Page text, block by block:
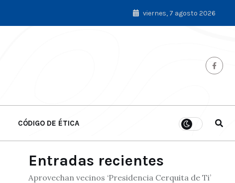
viernes, 7 agosto 2026
CÓDIGO DE ÉTICA
Entradas recientes
Aprovechan vecinos ‘Presidencia Cerquita de Ti’